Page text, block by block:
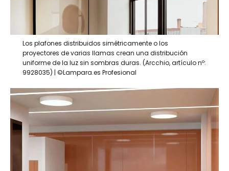
Los plafones distribuidos simétricamente o los
proyectores de varias llamas crean una distribución
uniforme de la luz sin sombras duras. (Arcchio, artículo nº:
9928035) | ©Lampara.es Profesional